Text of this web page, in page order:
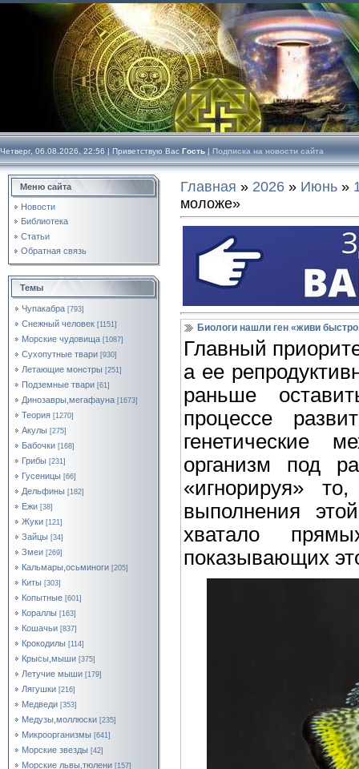
Четверг, 06.08.2026, 22:56 | Приветствую Вас Гость | Подписка на новости сайта
Меню сайта
Новости
Библиотека
Статьи
Обратная связь
Темы
Чупакабра [793]
Снежный человек [1151]
Морские чудовища [1087]
Сухопутные твари [930]
Летающие монстры [251]
Подземные твари [61]
Динозавры,мегафауна [1673]
Теория [1270]
Акулы [275]
Бабочки [168]
Грибы [231]
Гусеницы [66]
Дельфины [182]
Ежи [38]
Жуки [121]
Зайцы [34]
Змеи [269]
Кальмары,осьминоги [205]
Киты [303]
Копытные [601]
Кораллы [163]
Кошачьи [837]
Крокодилы [114]
Крысы,мыши [375]
Летучие мыши [179]
Лягушки [216]
Медведи [353]
Медузы,моллюски [235]
Микроорганизмы [641]
Морские звезды [42]
Морские львы,тюлени [157]
Главная » 2026 » Июнь »
моложе»
Биологи нашли ген «живи
Главный
а ее
раньше
процессе
генетические
организм под
«игнорируя»
выполнения
хватало
показывающих